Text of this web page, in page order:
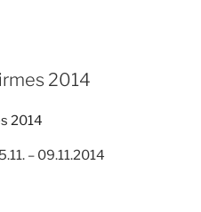
2014
– 09.11.2014